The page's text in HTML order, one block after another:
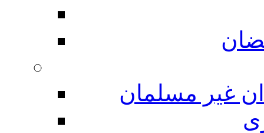
غیر مسلمان